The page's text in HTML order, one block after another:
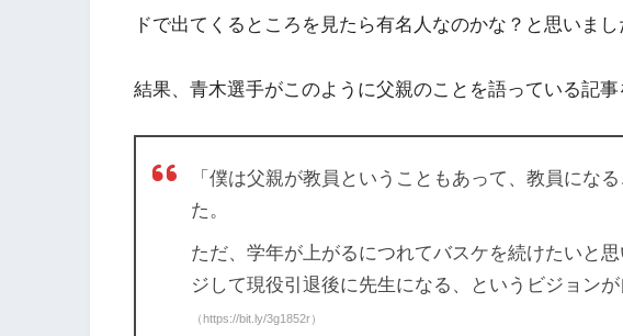
ドで出てくるところを見たら有名人なのかな？と思いま
結果、青木選手がこのように父親のことを語っている記事
「僕は父親が教員ということもあって、教員にな
た。
ただ、学年が上がるにつれてバスケを続けたいと
ジして現役引退後に先生になる、というビジョン
（https://bit.ly/3g1852r）